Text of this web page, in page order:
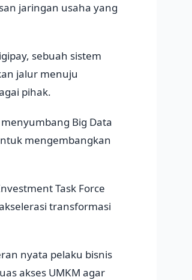
jaringan usaha yang
sebuah sistem
jalur menuju
pihak.
Big Data
mengembangkan
Task Force
transformasi
nyata pelaku bisnis
akses UMKM agar